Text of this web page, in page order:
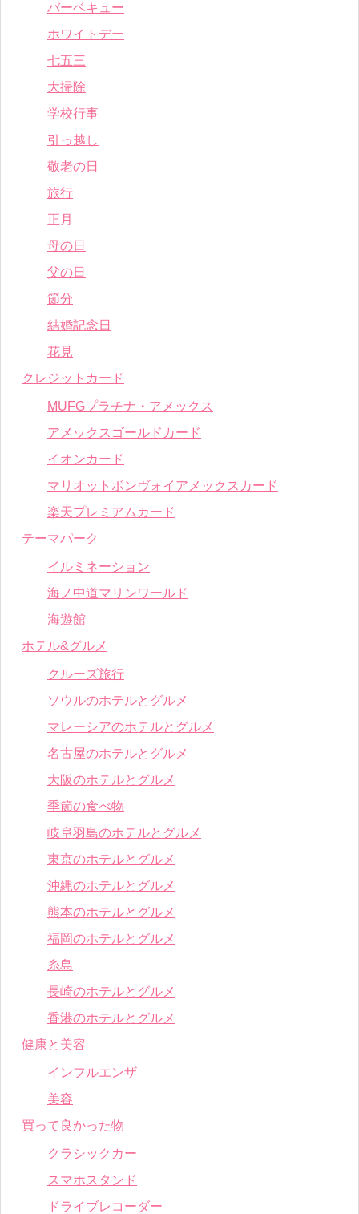
バーベキュー
ホワイトデー
七五三
大掃除
学校行事
引っ越し
敬老の日
旅行
正月
母の日
父の日
節分
結婚記念日
花見
クレジットカード
MUFGプラチナ・アメックス
アメックスゴールドカード
イオンカード
マリオットボンヴォイアメックスカード
楽天プレミアムカード
テーマパーク
イルミネーション
海ノ中道マリンワールド
海遊館
ホテル&グルメ
クルーズ旅行
ソウルのホテルとグルメ
マレーシアのホテルとグルメ
名古屋のホテルとグルメ
大阪のホテルとグルメ
季節の食べ物
岐阜羽島のホテルとグルメ
東京のホテルとグルメ
沖縄のホテルとグルメ
熊本のホテルとグルメ
福岡のホテルとグルメ
糸島
長崎のホテルとグルメ
香港のホテルとグルメ
健康と美容
インフルエンザ
美容
買って良かった物
クラシックカー
スマホスタンド
ドライブレコーダー